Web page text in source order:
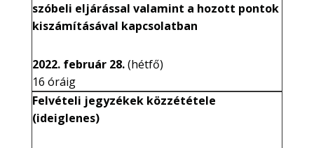
szóbeli eljárással valamint a hozott pontok
kiszámításával kapcsolatban
2022. február 28.(hétfő)
16 óráig
Felvételi jegyzékek közzététele
(ideiglenes)